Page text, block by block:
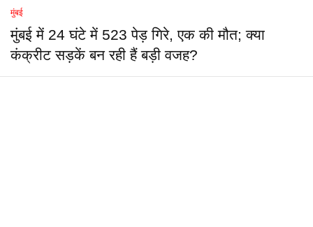
मुंबई
मुंबई में 24 घंटे में 523 पेड़ गिरे, एक की मौत; क्या
कंक्रीट सड़कें बन रही हैं बड़ी वजह?